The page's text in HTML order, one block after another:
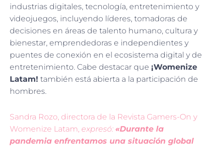
industrias digitales, tecnología, entretenimiento y
videojuegos, incluyendo líderes, tomadoras de
decisiones en áreas de talento humano, cultura y
bienestar, emprendedoras e independientes y
puentes de conexión en el ecosistema digital y de
entretenimiento. Cabe destacar que ¡Womenize
Latam! también está abierta a la participación de
hombres.
Sandra Rozo, directora de la Revista Gamers-On y
Womenize Latam, expresó: «Durante la
pandemia enfrentamos una situación global